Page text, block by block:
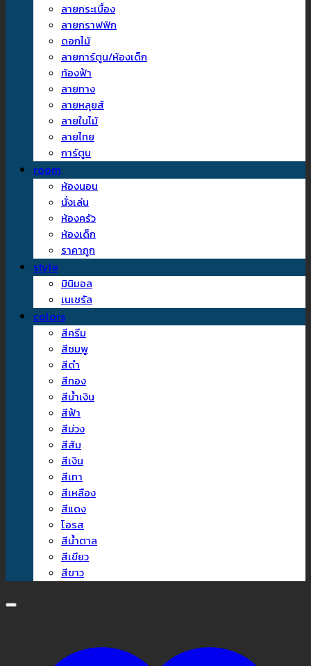
ลายกระเบื้อง
ลายกราฟฟิก
ดอกไม้
ลายการ์ตูน/ห้องเด็ก
ท้องฟ้า
ลายทาง
ลายหลุยส์
ลายใบไม้
ลายไทย
การ์ตูน
room
ห้องนอน
นั่งเล่น
ห้องครัว
ห้องเด็ก
ราคาถูก
style
มินิมอล
เนเชรัล
colors
สีครีม
สีชมพู
สีดำ
สีทอง
สีน้ำเงิน
สีฟ้า
สีม่วง
สีส้ม
สีเงิน
สีเทา
สีเหลือง
สีแดง
โอรส
สีน้ำตาล
สีเขียว
สีขาว